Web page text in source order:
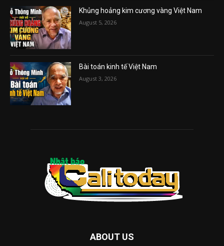
Khủng hoảng kim cương vàng Việt Nam
August 5, 2026
Bài toán kinh tế Việt Nam
August 3, 2026
ABOUT US